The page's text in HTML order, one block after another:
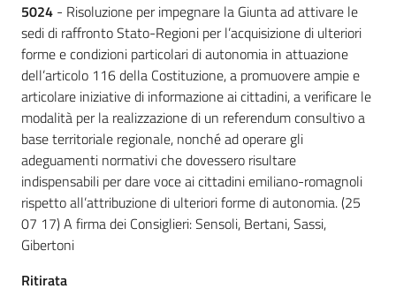
5024 - Risoluzione per impegnare la Giunta ad attivare le
sedi di raffronto Stato-Regioni per l’acquisizione di ulteriori
forme e condizioni particolari di autonomia in attuazione
dell’articolo 116 della Costituzione, a promuovere ampie e
articolare iniziative di informazione ai cittadini, a verificare le
modalità per la realizzazione di un referendum consultivo a
base territoriale regionale, nonché ad operare gli
adeguamenti normativi che dovessero risultare
indispensabili per dare voce ai cittadini emiliano-romagnoli
rispetto all’attribuzione di ulteriori forme di autonomia. (25
07 17) A firma dei Consiglieri: Sensoli, Bertani, Sassi,
Gibertoni
Ritirata